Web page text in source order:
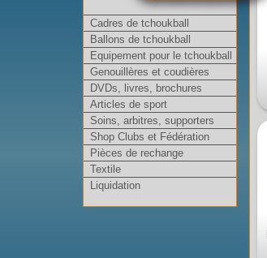
Cadres de tchoukball
Ballons de tchoukball
Equipement pour le tchoukball
Genouillères et coudières
DVDs, livres, brochures
Articles de sport
Soins, arbitres, supporters
Shop Clubs et Fédération
Pièces de rechange
Textile
Liquidation